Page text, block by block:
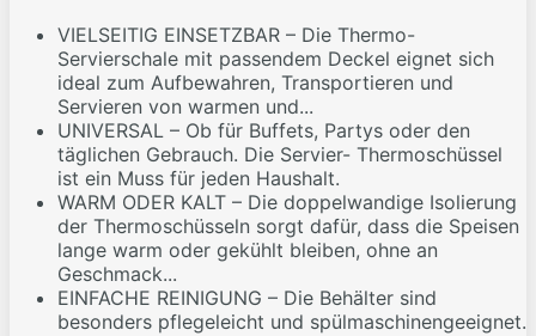
VIELSEITIG EINSETZBAR – Die Thermo-
Servierschale mit passendem Deckel eignet sich
ideal zum Aufbewahren, Transportieren und
Servieren von warmen und...
UNIVERSAL – Ob für Buffets, Partys oder den
täglichen Gebrauch. Die Servier- Thermoschüssel
ist ein Muss für jeden Haushalt.
WARM ODER KALT – Die doppelwandige Isolierung
der Thermoschüsseln sorgt dafür, dass die Speisen
lange warm oder gekühlt bleiben, ohne an
Geschmack...
EINFACHE REINIGUNG – Die Behälter sind
besonders pflegeleicht und spülmaschinengeeignet.